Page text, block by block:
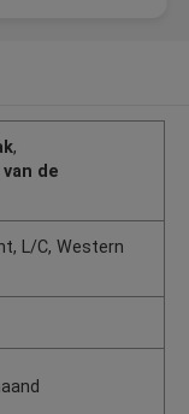
,
de
L/C, Western